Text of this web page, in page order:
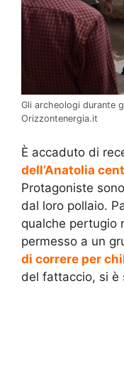
Gli archeologi durante
Orizzontenergia.it
È accaduto di
dell’Anatolia
Protagoniste
dal loro pollaio.
qualche pertugio
permesso a un
di correre per
del fattaccio, si è